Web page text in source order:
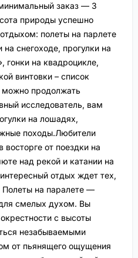
заказ — 3
природы успешно
полеты на парлете
снегоходе, прогулки на
гонки на квадроцикле,
винтовки – список
можно продолжать
исследователь, вам
на лошадях,
походы.Любители
восторге от поездки на
над рекой и катании на
отдых ждет тех,
Полеты на паралете —
смелых духом. Вы
с высоты
незабываемыми
от пьянящего ощущения